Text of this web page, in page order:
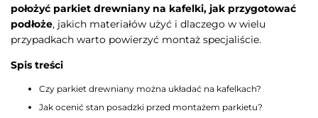
położyć parkiet drewniany na kafelki, jak przygotować
podłoże, jakich materiałów użyć i dlaczego w wielu
przypadkach warto powierzyć montaż specjaliście.
Spis treści
Czy parkiet drewniany można układać na kafelkach?
Jak ocenić stan posadzki przed montażem parkietu?